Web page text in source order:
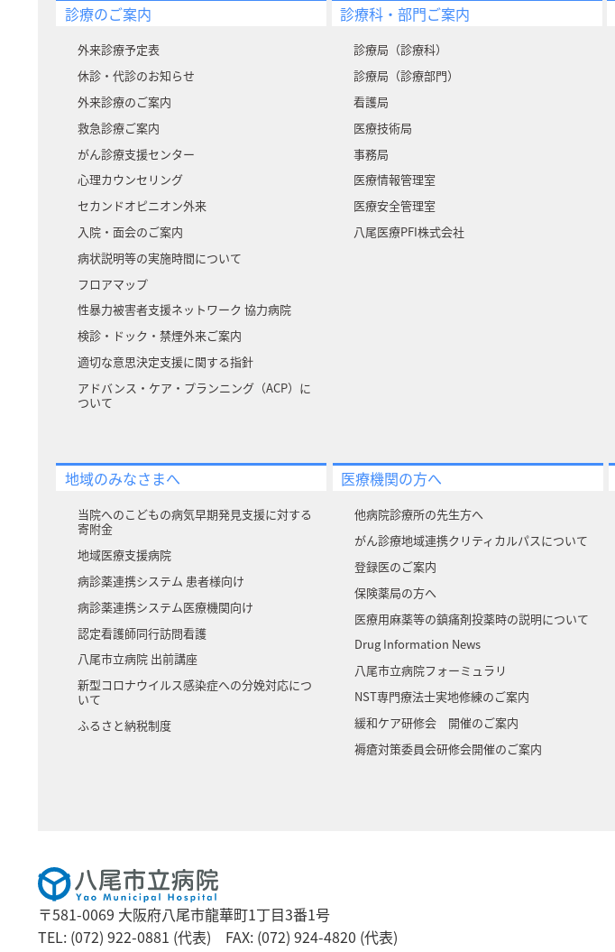
診療のご案内
外来診療予定表
休診・代診のお知らせ
外来診療のご案内
救急診療ご案内
がん診療支援センター
心理カウンセリング
セカンドオピニオン外来
入院・面会のご案内
病状説明等の実施時間について
フロアマップ
性暴力被害者支援ネットワーク 協力病院
検診・ドック・禁煙外来ご案内
適切な意思決定支援に関する指針
アドバンス・ケア・プランニング（ACP）に
ついて
診療科・部門ご案内
診療局（診療科）
診療局（診療部門）
看護局
医療技術局
事務局
医療情報管理室
医療安全管理室
八尾医療PFI株式会社
地域のみなさまへ
当院へのこどもの病気早期発見支援に対する
寄附⾦
地域医療支援病院
病診薬連携システム 患者様向け
病診薬連携システム医療機関向け
認定看護師同行訪問看護
八尾市立病院 出前講座
新型コロナウイルス感染症への分娩対応につ
いて
ふるさと納税制度
医療機関の方へ
他病院診療所の先生方へ
がん診療地域連携クリティカルパスについて
登録医のご案内
保険薬局の方へ
医療用麻薬等の鎮痛剤投薬時の説明について
Drug Information News
八尾市立病院フォーミュラリ
NST専門療法士実地修練のご案内
緩和ケア研修会 開催のご案内
褥瘡対策委員会研修会開催のご案内
〒581-0069 大阪府八尾市龍華町1丁目3番1号
TEL: (072) 922-0881 (代表) FAX: (072) 924-4820 (代表)